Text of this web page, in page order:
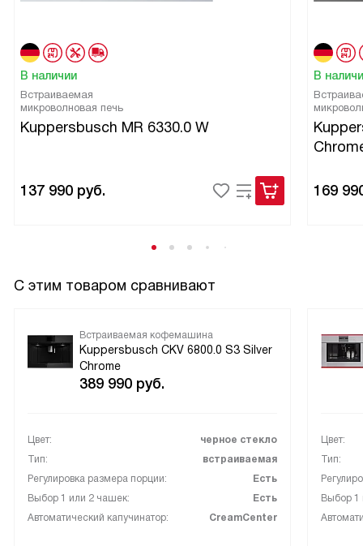
В наличии
Встраиваемая
микроволновая печь
Kuppersbusch MR 6330.0 W
137 990 руб.
В
169
С этим товаром сравнивают
Встраиваемая кофемашина
Kuppersbusch CKV 6800.0 S3 Silver
Chrome
389 990 руб.
Цвет:
черное стекло
Тип:
встраиваемая
Регулировка размера порции:
Есть
Выбор 1 или 2 чашек:
Есть
Автоматический капучинатор:
CreamCenter
Цвет:
Тип:
Выбор 1